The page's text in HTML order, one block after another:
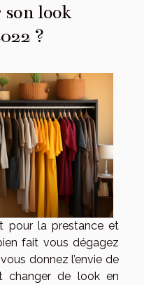
look
?
pour la prestance et
fait vous dégagez
donnez l’envie de
changer de look en